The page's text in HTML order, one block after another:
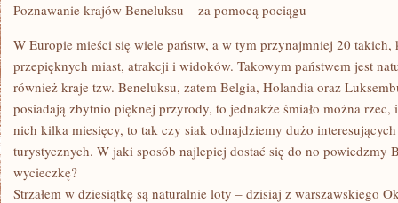
GDZIE
SEKRET?
Poznawanie krajów Beneluksu – za pomocą pociągu
W Europie mieści się wiele państw, a w tym przynajmniej 20 takich,
przepięknych miast, atrakcji i widoków. Takowym państwem jest
również kraje tzw. Beneluksu, zatem Belgia, Holandia oraz
posiadają zbytnio pięknej przyrody, to jednakże śmiało można
nich kilka miesięcy, to tak czy siak odnajdziemy dużo
turystycznych. W jaki sposób najlepiej dostać się do no powiedzmy
wycieczkę?
Strzałem w dziesiątkę są naturalnie loty – dzisiaj z warszawskiego